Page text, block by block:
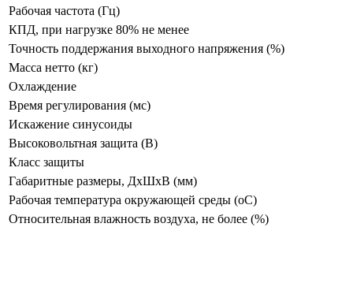
Рабочая частота (Гц)
КПД, при нагрузке 80% не менее
Точность поддержания выходного напряжения (%)
Масса нетто (кг)
Охлаждение
Время регулирования (мс)
Искажение синусоиды
Высоковольтная защита (В)
Класс защиты
Габаритные размеры, ДхШхВ (мм)
Рабочая температура окружающей среды (оС)
Относительная влажность воздуха, не более (%)